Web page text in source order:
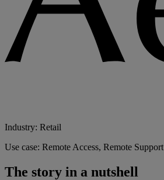
Industry: Retail
Use case: Remote Access, Remote Support
The story in a nutshell